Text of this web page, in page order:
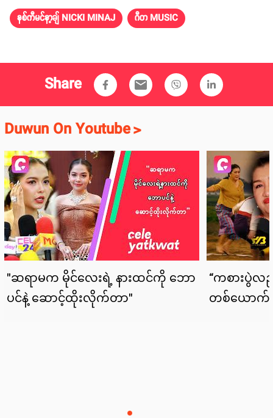
နစ်ကီမင်နာ့ချ် NICKI MINAJ ဂီတ MUSIC
Share email
Duwun On Youtube>